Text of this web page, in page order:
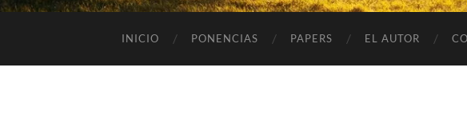
INICIO PONENCIAS PAPERS EL AUTOR